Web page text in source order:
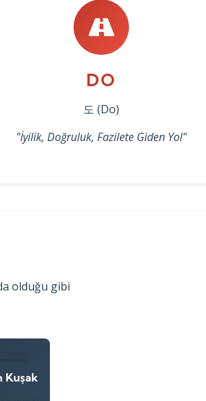
DO
도 (Do)
"İyilik, Doğruluk, Fazilete Giden Yol"
olduğu gibi
Kuşak